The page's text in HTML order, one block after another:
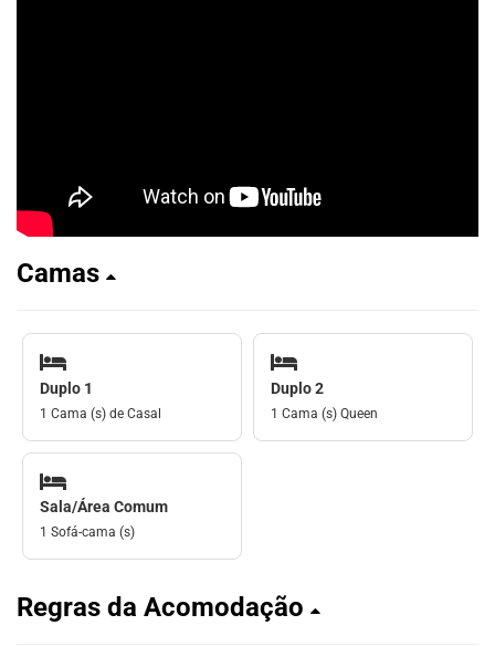
Camas
Duplo 1
1 Cama (s) de Casal
Duplo 2
1 Cama (s) Queen
Sala/Área Comum
1 Sofá-cama (s)
Regras da Acomodação